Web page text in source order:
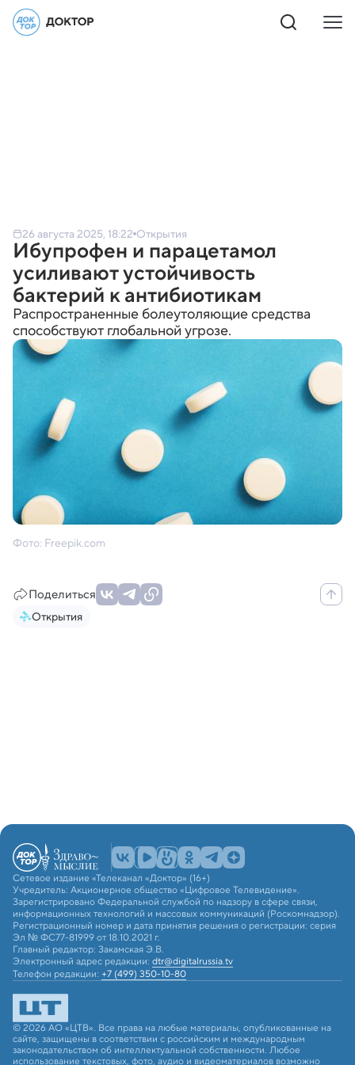
26 августа 2025, 18:22 Открытия
Ибупрофен и парацетамол
усиливают устойчивость
бактерий к антибиотикам
Распространенные болеутоляющие средства
способствуют глобальной угрозе.
Фото: Freepik.com
Поделиться
Открытия
Сетевое издание «Телеканал «Доктор» (16+)
Учредитель: Акционерное общество «Цифровое Телевидение».
Зарегистрировано Федеральной службой по надзору в сфере связи,
информационных технологий и массовых коммуникаций (Роскомнадзор).
Регистрационный номер и дата принятия решения о регистрации: серия
Эл № ФС77-81999 от 18.10.2021 г.
Главный редактор: Закамская Э.В.
Электронный адрес редакции: dtr@digitalrussia.tv
Телефон редакции: +7 (499) 350-10-80
© 2026 АО «ЦТВ». Все права на любые материалы, опубликованные на
сайте, защищены в соответствии с российским и международным
законодательством об интеллектуальной собственности. Любое
использование текстовых, фото, аудио и видеоматериалов возможно